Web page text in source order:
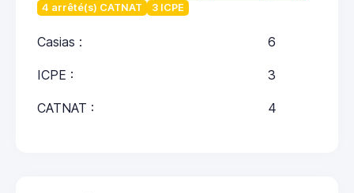
4 arrêté(s) CATNAT
3 ICPE
Casias : 6
ICPE : 3
CATNAT : 4